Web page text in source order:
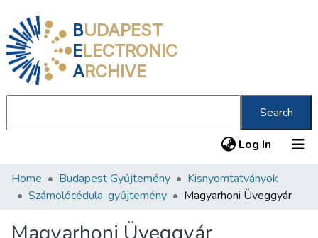
BUDAPEST
ELECTRONIC
ARCHIVE
Search
Log In (current)
Communities & Collections
Home Budapest Gyűjtemény
Kisnyomtatványok
Számolócédula-gyűjtemény
Magyarhoni Üveggyár